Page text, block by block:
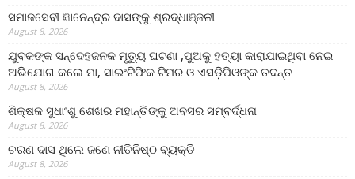
ସମାଜସେବୀ ଜ୍ଞାନେନ୍ଦ୍ର ଦାସଙ୍କୁ ଶ୍ରଦ୍ଧାଞ୍ଜଳୀ
August 8, 2026
ଯୁବକଙ୍କ ସନ୍ଦେହଜନକ ମୃତ୍ୟୁ ଘଟଣା ,ପୁଅକୁ ହତ୍ୟା କାରାଯାଇଥିବା ନେଇ
ଅଭିଯୋଗ କଲେ ମା, ସାଇଂଟିଫିକ ଟିମର ଓ ଏସଡ଼ିପିଓଙ୍କ ତଦନ୍ତ
August 8, 2026
ଶିକ୍ଷକ ସୁଧାଂଶୁ ଶେଖର ମହାନ୍ତିଙ୍କୁ ଅବସର ସମ୍ବର୍ଦ୍ଧନା
August 8, 2026
ଚରଣ ଦାସ ଥିଲେ ଜଣେ ନୀତିନିଷ୍ଠ ବ୍ୟକ୍ତି
August 8, 2026